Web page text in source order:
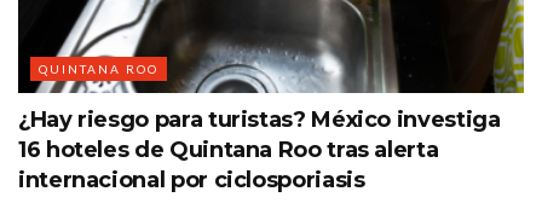
QUINTANA ROO
¿Hay riesgo para turistas? México investiga
16 hoteles de Quintana Roo tras alerta
internacional por ciclosporiasis